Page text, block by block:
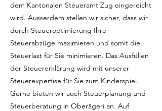
dem Kantonalen Steueramt Zug eingereicht
wird. Ausserdem stellen wir sicher, dass wir
durch Steueroptimierung Ihre
Steuerabzüge maximieren und somit die
Steuerlast für Sie minimieren. Das Ausfüllen
der Steuererklärung wird mit unserer
Steuerexpertise für Sie zum Kinderspiel.
Gerne bieten wir auch Steuerplanung und
Steuerberatung in Oberägeri an. Auf